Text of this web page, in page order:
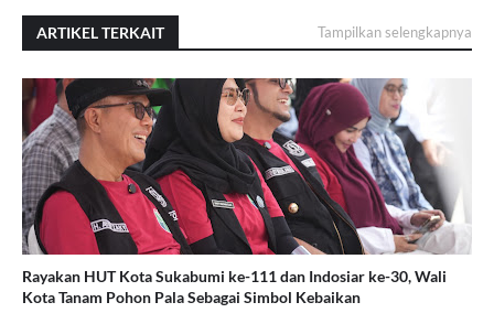
ARTIKEL TERKAIT Tampilkan selengkapnya
Rayakan HUT Kota Sukabumi ke-111 dan Indosiar ke-30, Wali
Kota Tanam Pohon Pala Sebagai Simbol Kebaikan